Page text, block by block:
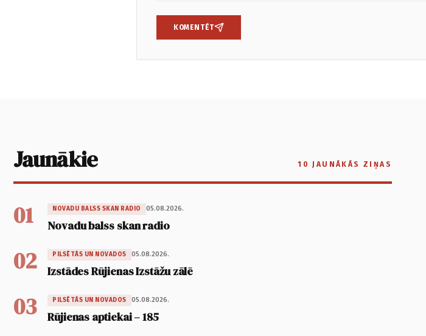
KOMENTĒT
Jaunākie 10 JAUNĀKĀS ZIŅAS
01 NOVADU BALSS SKAN RADIO 05.08.2026.
Novadu balss skan radio
02 PILSĒTĀS UN NOVADOS 05.08.2026.
Izstādes Rūjienas Izstāžu zālē
03 PILSĒTĀS UN NOVADOS 05.08.2026.
Rūjienas aptiekai – 185